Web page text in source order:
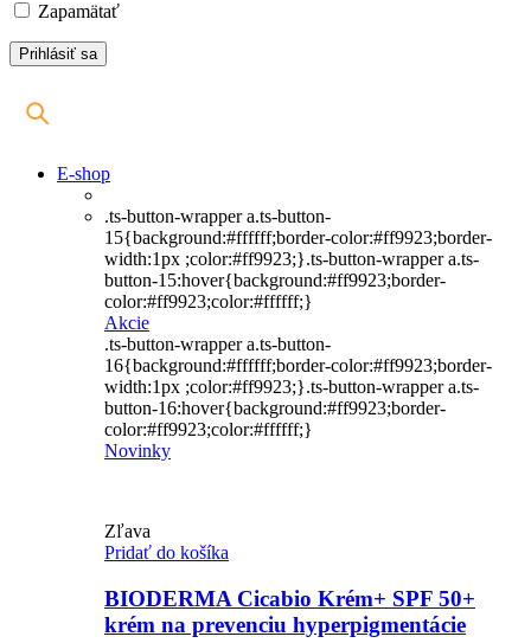
Zapamätať
E-shop
.ts-button-wrapper a.ts-button-
15{background:#ffffff;border-color:#ff9923;border-
width:1px ;color:#ff9923;}.ts-button-wrapper a.ts-
button-15:hover{background:#ff9923;border-
color:#ff9923;color:#ffffff;}
Akcie
.ts-button-wrapper a.ts-button-
16{background:#ffffff;border-color:#ff9923;border-
width:1px ;color:#ff9923;}.ts-button-wrapper a.ts-
button-16:hover{background:#ff9923;border-
color:#ff9923;color:#ffffff;}
Novinky
Zľava
Pridať do košíka
BIODERMA Cicabio Krém+ SPF 50+
krém na prevenciu hyperpigmentácie